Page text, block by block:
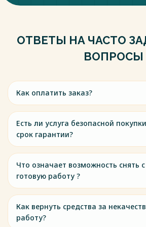
ОТВЕТЫ НА ЧАСТО
ВОПРОСЫ
Как оплатить заказ?
Есть ли услуга безопасной
срок гарантии?
Что означает возможность снять
готовую работу ?
Как вернуть средства за
работу?